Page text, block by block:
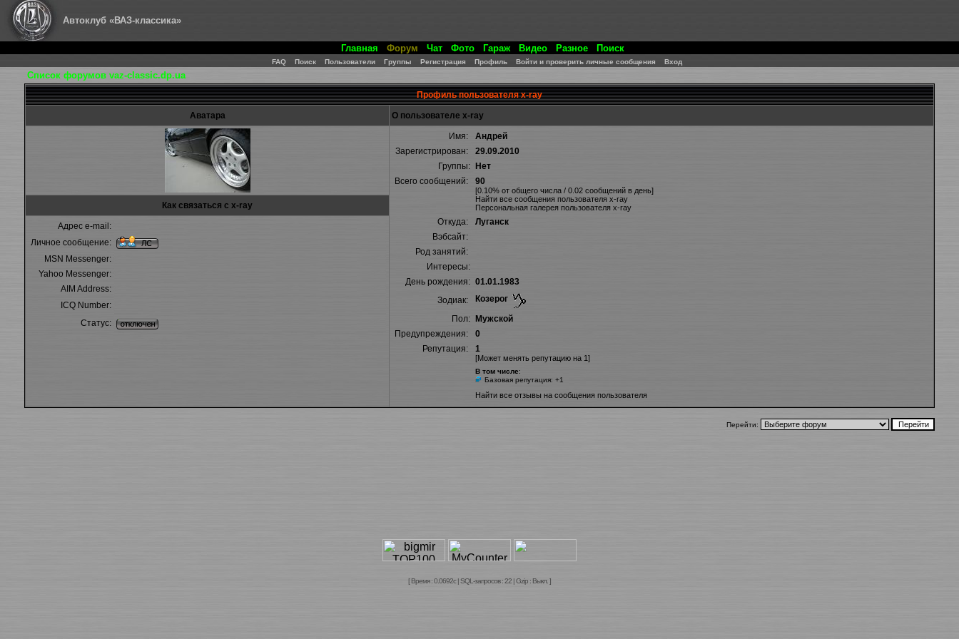
Автоклуб «ВАЗ-классика»
Главная Форум Чат Фото Гараж Видео Разное Поиск
FAQ Поиск Пользователи Группы Регистрация Профиль Войти и проверить личные сообщения Вход
Список форумов vaz-classic.dp.ua
Профиль пользователя x-ray
Аватара О пользователе x-ray
Имя:
Андрей
Зарегистрирован:
29.09.2010
Группы:
Нет
Всего сообщений:
90
[0.10% от общего числа / 0.02 сообщений в день]
Найти все сообщения пользователя x-ray
Персональная галерея пользователя x-ray
Откуда:
Луганск
Вэбсайт:
Род занятий:
Интересы:
День рождения: 01.01.1983
Зодиак:
Козерог
Пол:
Мужской
Предупреждения:
0
Репутация:
1
[Может менять репутацию на 1]
В том числе:
Базовая репутация: +1
Найти все отзывы на сообщения пользователя
Как связаться с x-ray
Адрес e-mail:
Личное сообщение:
MSN Messenger:
Yahoo Messenger:
AIM Address:
ICQ Number:
Статус:
Перейти:
[ Время : 0.0692с | SQL-запросов : 22 | Gzip : Выкл. ]